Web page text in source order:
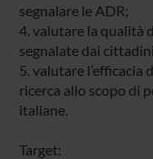
segnalare le ADR;
4. valutare la qualità
segnalate dai
5. valutare
ricerca allo scopo di
italiane.
Target: